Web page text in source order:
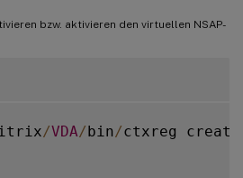
bzw. aktivieren den virtuellen NSAP-
/VDA/bin/ctxreg